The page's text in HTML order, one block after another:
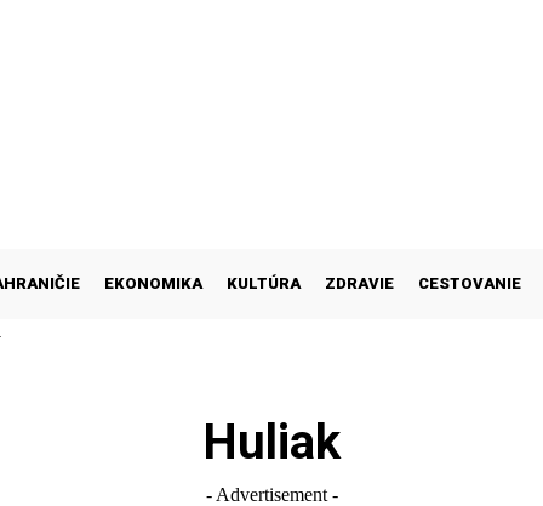
EKONOMIKA KULTÚRA ZDRAVIE CESTOVANIE
Huliak
- Advertisement -